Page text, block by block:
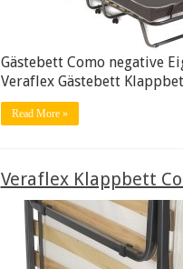
Gästebett Como negative
Veraflex Gästebett
Read More »
Veraflex Klappbett